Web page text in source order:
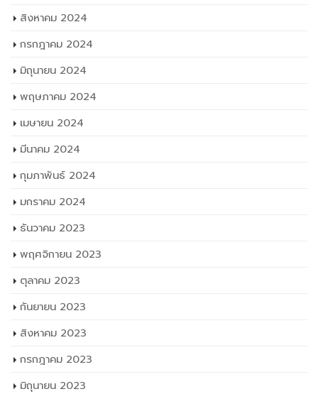
สิงหาคม 2024
กรกฎาคม 2024
มิถุนายน 2024
พฤษภาคม 2024
เมษายน 2024
มีนาคม 2024
กุมภาพันธ์ 2024
มกราคม 2024
ธันวาคม 2023
พฤศจิกายน 2023
ตุลาคม 2023
กันยายน 2023
สิงหาคม 2023
กรกฎาคม 2023
มิถุนายน 2023